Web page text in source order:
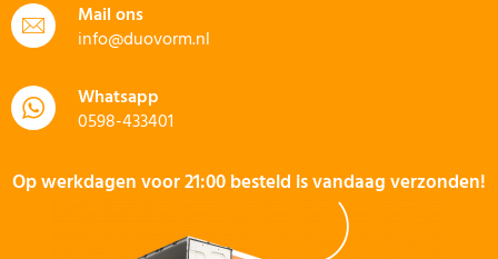
Mail ons
info@duovorm.nl
Whatsapp
0598-433401
Op werkdagen voor 21:00 besteld is vandaag verzonden!